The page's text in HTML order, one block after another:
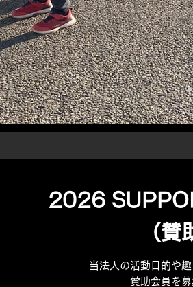
2026
（賛
当法人の活動目的や
賛助会員を募